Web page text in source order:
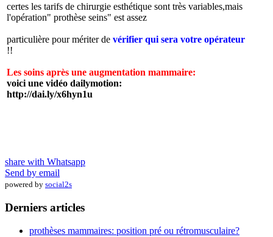
certes les tarifs de chirurgie esthétique sont très variables,mais
l'opération" prothèse seins" est assez
particulière pour mériter de vérifier qui sera votre opérateur
!!
Les soins après une augmentation mammaire:
voici une vidéo dailymotion:
http://dai.ly/x6hyn1u
share with Whatsapp
Send by email
powered by social2s
Derniers articles
prothèses mammaires: position pré ou rétromusculaire?